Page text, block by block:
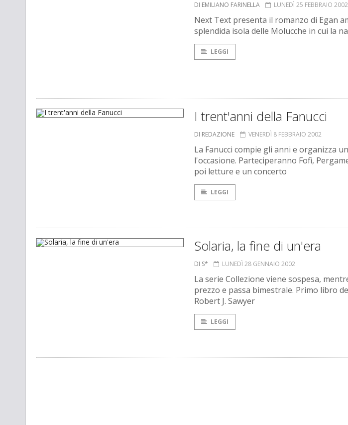
DI EMILIANO FARINELLA LUNEDÌ 25 FEBBRAIO 2002
Next Text presenta il romanzo di Egan
splendida isola delle Molucche in cui la
LEGGI
I trent'anni della Fanucci
DI REDAZIONE VENERDÌ 8 FEBBRAIO 2002
La Fanucci compie gli anni e organizza
l'occasione. Parteciperanno Fofi,
poi letture e un concerto
LEGGI
Solaria, la fine di un'era
DI S* LUNEDÌ 28 GENNAIO 2002
La serie Collezione viene sospesa,
prezzo e passa bimestrale. Primo libro
Robert J. Sawyer
LEGGI